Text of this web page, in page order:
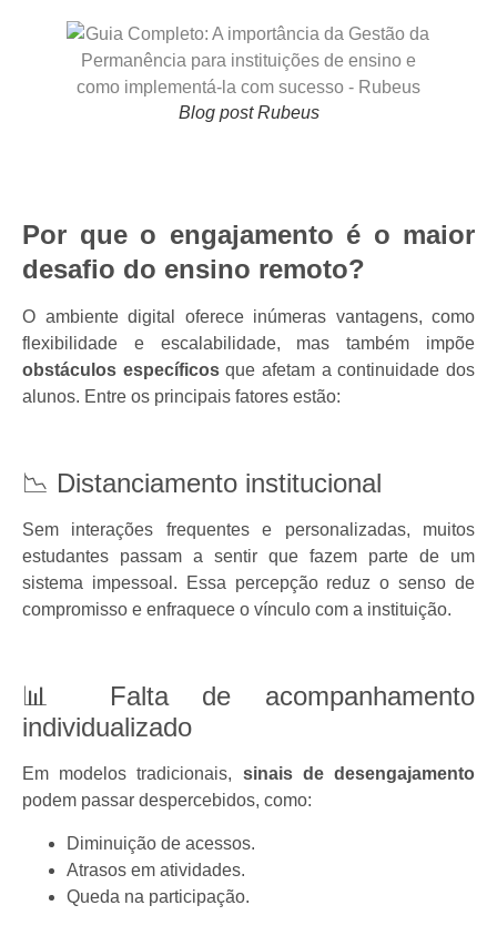
Blog post Rubeus
Por que o engajamento é o maior
desafio do ensino remoto?
O ambiente digital oferece inúmeras vantagens, como
flexibilidade e escalabilidade, mas também impõe
obstáculos específicosque afetam a continuidade dos
alunos. Entre os principais fatores estão:
📉 Distanciamento institucional
Sem interações frequentes e personalizadas, muitos
estudantes passam a sentir que fazem parte de um
sistema impessoal. Essa percepção reduz o senso de
compromisso e enfraquece o vínculo com a instituição.
📊 Falta de acompanhamento
individualizado
Em modelos tradicionais, sinais de desengajamento
podem passar despercebidos, como:
Diminuição de acessos.
Atrasos em atividades.
Queda na participação.